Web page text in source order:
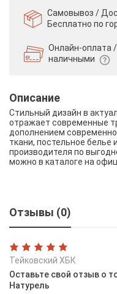
Самовывоз /
Бесплатно по
Онлайн-оплата
наличными
Описание
Стильный дизайн в
отражает современные
дополнением
ткани, постельное белье
производителя по
можно в каталоге на
Отзывы (0)
Тейковский ХБК
Оставьте свой отзыв о
Натурель